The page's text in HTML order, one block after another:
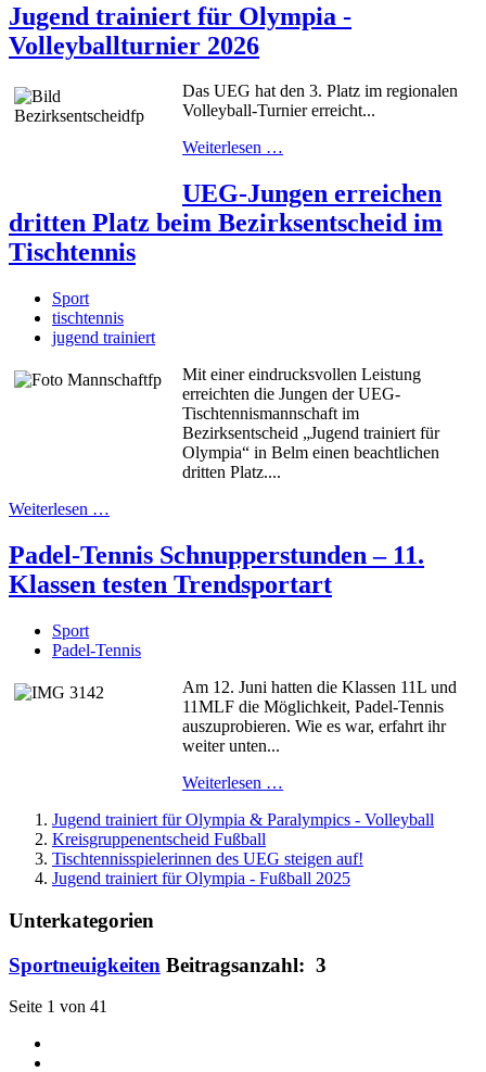
Jugend trainiert für Olympia -
Volleyballturnier 2026
Das UEG hat den 3. Platz im regionalen
Volleyball-Turnier erreicht...
Weiterlesen …
UEG-Jungen erreichen
dritten Platz beim Bezirksentscheid im
Tischtennis
Sport
tischtennis
jugend trainiert
Mit einer eindrucksvollen Leistung
erreichten die Jungen der UEG-
Tischtennismannschaft im
Bezirksentscheid „Jugend trainiert für
Olympia“ in Belm einen beachtlichen
dritten Platz....
Weiterlesen …
Padel-Tennis Schnupperstunden – 11.
Klassen testen Trendsportart
Sport
Padel-Tennis
Am 12. Juni hatten die Klassen 11L und
11MLF die Möglichkeit, Padel-Tennis
auszuprobieren. Wie es war, erfahrt ihr
weiter unten...
Weiterlesen …
Jugend trainiert für Olympia & Paralympics - Volleyball
Kreisgruppenentscheid Fußball
Tischtennisspielerinnen des UEG steigen auf!
Jugend trainiert für Olympia - Fußball 2025
Unterkategorien
Sportneuigkeiten Beitragsanzahl: 3
Seite 1 von 41